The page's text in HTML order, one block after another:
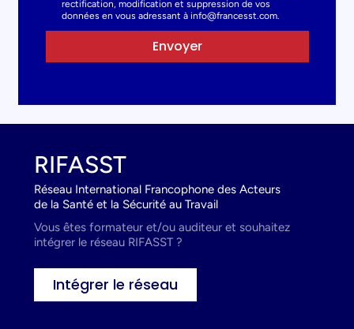
rectification, modification et suppression de vos
données en vous adressant à info@francesst.com.
Envoyer
RIFASST
Réseau International Francophone des Acteurs
de la Santé et la Sécurité au Travail
Vous êtes formateur et/ou auditeur et souhaitez
intégrer le réseau RIFASST ?
Intégrer le réseau